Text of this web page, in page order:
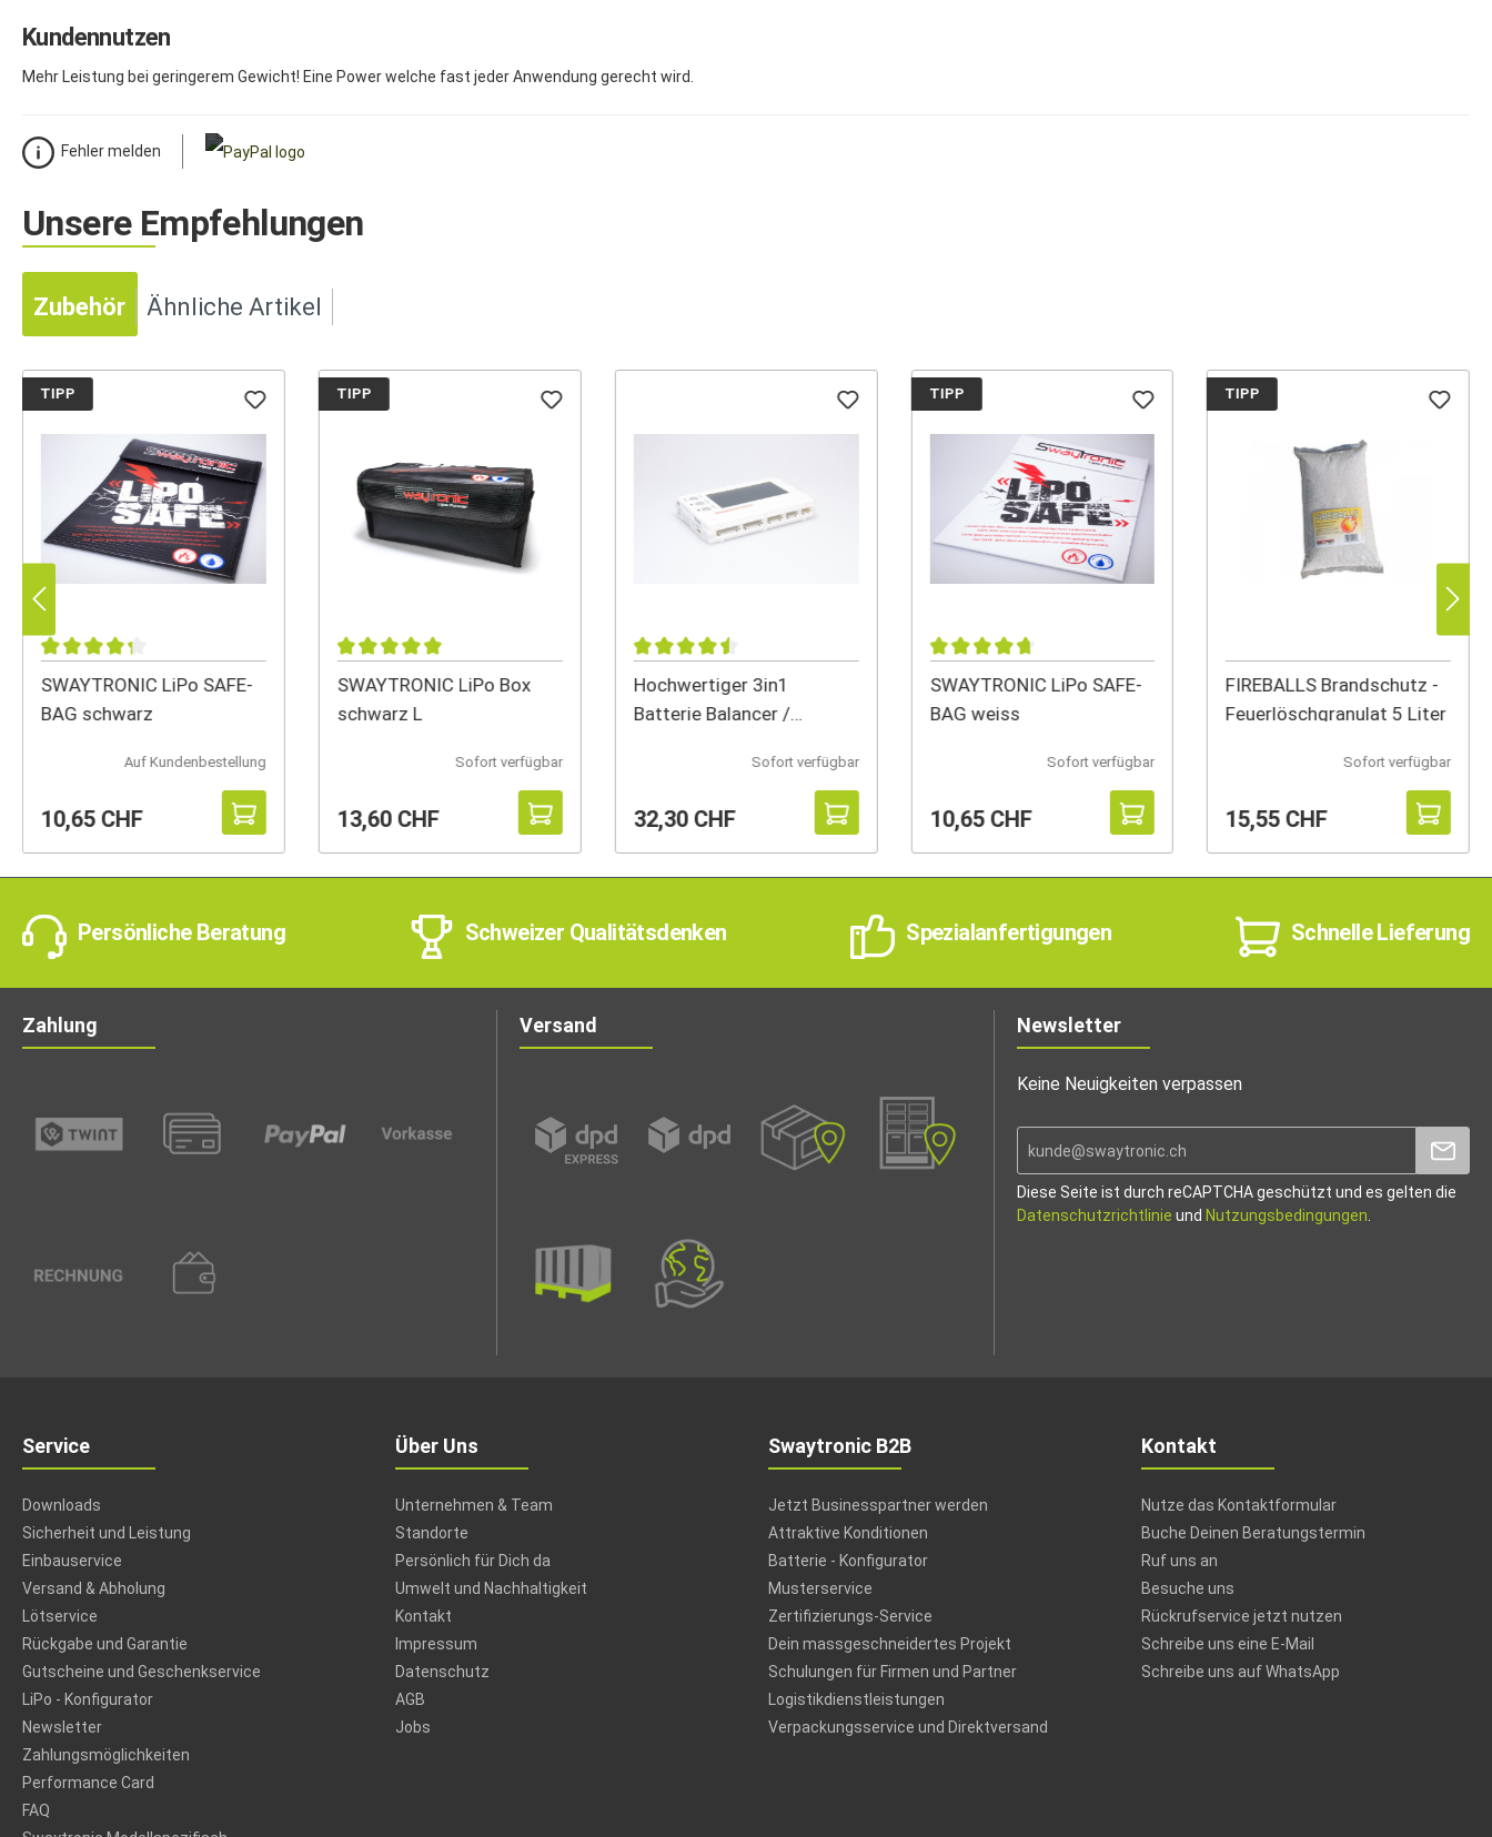
Kundennutzen
Mehr Leistung bei geringerem Gewicht! Eine Power welche fast jeder Anwendung gerecht wird.
Fehler melden
Unsere Empfehlungen
Zubehör Ähnliche Artikel
TIPP
SWAYTRONIC LiPo SAFE-
BAG schwarz
Auf Kundenbestellung
10,65 CHF
TIPP
SWAYTRONIC LiPo Box
schwarz L
Sofort verfügbar
13,60 CHF
Hochwertiger 3in1
Batterie Balancer /
Sofort verfügbar
32,30 CHF
TIPP
SWAYTRONIC LiPo SAFE-
BAG weiss
Sofort verfügbar
10,65 CHF
TIPP
FIREBALLS Brandschutz -
Feuerlöschgranulat 5 Liter
Sofort verfügbar
15,55 CHF
Persönliche Beratung Schweizer Qualitätsdenken Spezialanfertigungen Schnelle Lieferung
Zahlung Versand Newsletter
Keine Neuigkeiten verpassen
Diese Seite ist durch reCAPTCHA geschützt und es gelten die
Datenschutzrichtlinie und Nutzungsbedingungen
Service
Downloads
Sicherheit und Leistung
Einbauservice
Versand & Abholung
Lötservice
Rückgabe und Garantie
Gutscheine und Geschenkservice
LiPo - Konfigurator
Newsletter
Zahlungsmöglichkeiten
Performance Card
FAQ
Über Uns
Unternehmen & Team
Standorte
Persönlich für Dich da
Umwelt und Nachhaltigkeit
Kontakt
Impressum
Datenschutz
AGB
Jobs
Swaytronic B2B
Jetzt Businesspartner werden
Attraktive Konditionen
Batterie - Konfigurator
Musterservice
Zertifizierungs-Service
Dein massgeschneidertes Projekt
Schulungen für Firmen und Partner
Logistikdienstleistungen
Verpackungsservice und Direktversand
Kontakt
Nutze das Kontaktformular
Buche Deinen Beratungstermin
Ruf uns an
Besuche uns
Rückrufservice jetzt nutzen
Schreibe uns eine E-Mail
Schreibe uns auf WhatsApp